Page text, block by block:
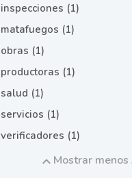
inspecciones (1)
matafuegos (1)
obras (1)
productoras (1)
salud (1)
servicios (1)
verificadores (1)
Mostrar menos